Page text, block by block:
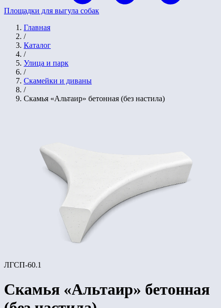
Площадки для выгула собак
Главная
/
Каталог
/
Улица и парк
/
Скамейки и диваны
/
Скамья «Альтаир» бетонная (без настила)
ЛГСП-60.1
Скамья «Альтаир» бетонная